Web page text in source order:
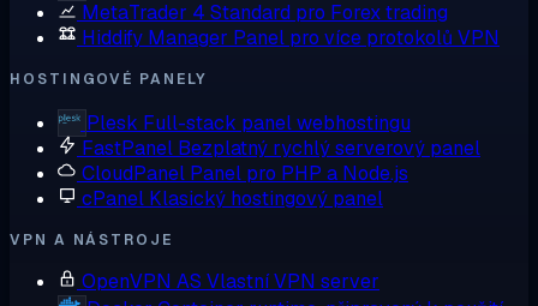
MetaTrader 4 Standard pro Forex trading
Hiddify Manager Panel pro více protokolů VPN
HOSTINGOVÉ PANELY
Plesk Full-stack panel webhostingu
FastPanel Bezplatný rychlý serverový panel
CloudPanel Panel pro PHP a Node.js
cPanel Klasický hostingový panel
VPN A NÁSTROJE
OpenVPN AS Vlastní VPN server